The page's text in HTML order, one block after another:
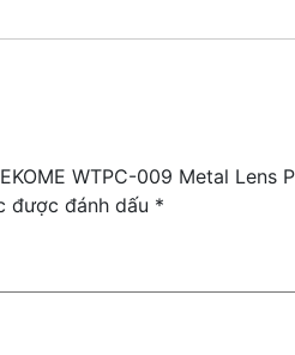
WTPC-009 Metal Lens
được đánh dấu *